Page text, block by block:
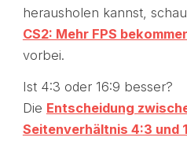
herausholen kannst,
CS2: Mehr FPS
vorbei.
Ist 4:3 oder 16:9 besser?
Die Entscheidung
Seitenverhältnis 4:3 und